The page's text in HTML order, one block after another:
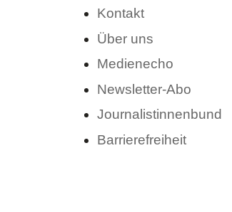
Kontakt
Über uns
Medienecho
Newsletter-Abo
Journalistinnenbund
Barrierefreiheit